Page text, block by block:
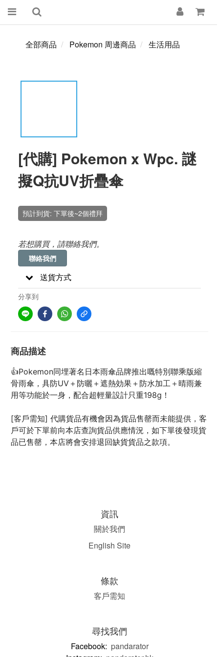
全部商品 Pokemon 周邊商品 生活用品
[代購] Pokemon x Wpc. 謎
擬Q抗UV折疊傘
預計到貨: 下單後~2個禮拜
若想購買，請聯絡我們。
聯絡我們
送貨方式
分享到
商品描述
👍Pokemon同埋著名日本雨傘品牌推出嘅特別聯乘版縮
骨雨傘，具防UV＋防曬＋遮熱効果＋防水加工＋晴雨兼
用等功能於一身，配合超輕量設計只重198g！
[客戶需知] 代購貨品有機會因為貨品售罄而未能提供，客
戶可於下單前向本店查詢貨品供應情況，如下單後發現貨
品已售罄，本店將會安排退回缺貨貨品之款項。
資訊
關於我們
English Site
條款
客戶需知
尋找我們
Facebook: pandarator